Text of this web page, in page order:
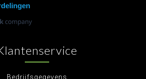
Bedrijfsgegevens